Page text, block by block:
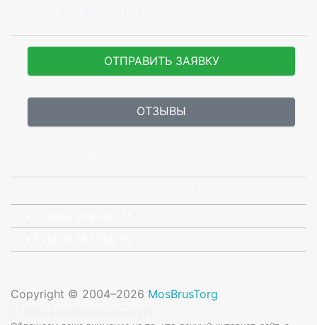
ОТПРАВИТЬ ЗАЯВКУ
ОТЗЫВЫ
Copyright © 2004–2026 MosBrusTorg